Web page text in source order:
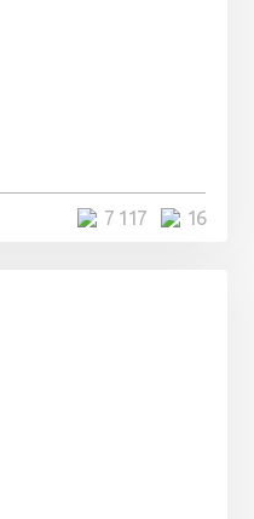
16
7 117